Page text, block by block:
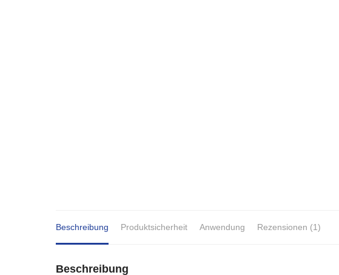
Beschreibung Produktsicherheit Anwendung Rezensionen (1)
Beschreibung